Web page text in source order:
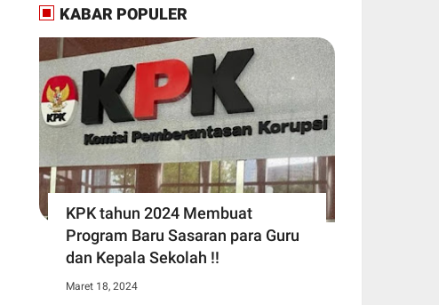
KABAR POPULER
KPK tahun 2024 Membuat
Program Baru Sasaran para Guru
dan Kepala Sekolah !!
Maret 18, 2024